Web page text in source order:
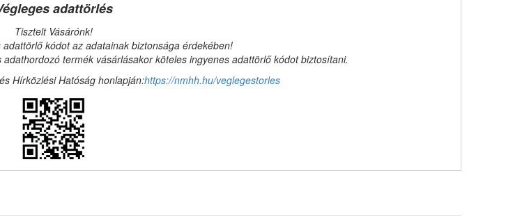
adattörlés
Tisztelt Vásárónk!
kódot az adatainak biztonsága érdekében!
termék vásárlásakor köteles ingyenes adattörlő kódot biztosítani.
Hírközlési Hatóság honlapján:https://nmhh.hu/veglegestorles